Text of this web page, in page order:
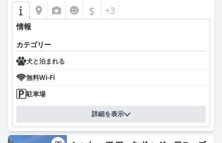
$ +3
情報
カテゴリー
犬と泊まれる
無料Wi-Fi
駐車場
詳細を表示